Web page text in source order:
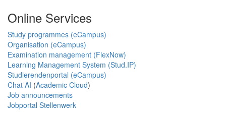
Online Services
Study programmes (eCampus)
Organisation (eCampus)
Examination management (FlexNow)
Learning Management System (Stud.IP)
Studierendenportal (eCampus)
Chat AI (Academic Cloud)
Job announcements
Jobportal Stellenwerk